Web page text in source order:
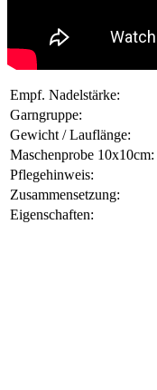
Empf. Nadelstärke:
Garngruppe:
Gewicht / Lauflänge:
Maschenprobe 10x10cm:
Pflegehinweis:
Zusammensetzung:
Eigenschaften: